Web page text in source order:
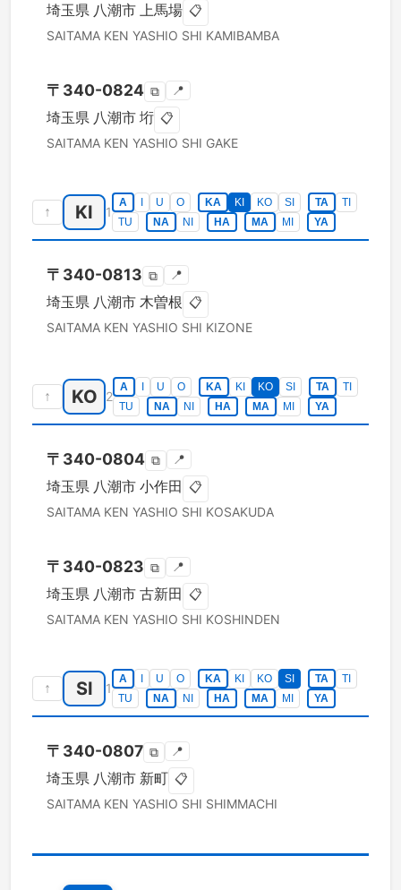
埼玉県 八潮市 上馬場 📋
SAITAMA KEN YASHIO SHI KAMIBAMBA
〒 340-0824 ⧉ 📍
埼玉県 八潮市 垳 📋
SAITAMA KEN YASHIO SHI GAKE
↑ KI 1
A U O KA KI KO SI TA
TI
TU
NA NI HA MA MI YA
〒 340-0813 ⧉ 📍
埼玉県 八潮市 木曽根 📋
SAITAMA KEN YASHIO SHI KIZONE
↑ KO 2
A U O KA KI KO SI TA
TI
TU
NA NI HA MA MI YA
〒 340-0804 ⧉ 📍
埼玉県 八潮市 小作田 📋
SAITAMA KEN YASHIO SHI KOSAKUDA
〒 340-0823 ⧉ 📍
埼玉県 八潮市 古新田 📋
SAITAMA KEN YASHIO SHI KOSHINDEN
↑ SI 1
A U O KA KI KO SI TA
TI
TU
NA NI HA MA MI YA
〒 340-0807 ⧉ 📍
埼玉県 八潮市 新町 📋
SAITAMA KEN YASHIO SHI SHIMMACHI